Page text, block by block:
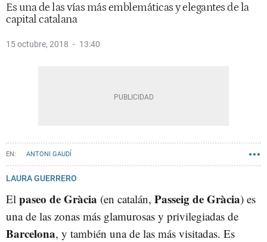
Es una de las vías más emblemáticas y elegantes de la
capital catalana
15 octubre, 2018 13:40
ANTONI GAUDÍ
LAURA GUERRERO
El paseo de Gràcia (en catalán, Passeig de Gràcia) es
una de las zonas más glamurosas y privilegiadas de
Barcelona, y también una de las más visitadas. Es